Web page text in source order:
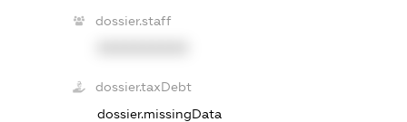
dossier.staff
dossier.taxDebt
dossier.missingData